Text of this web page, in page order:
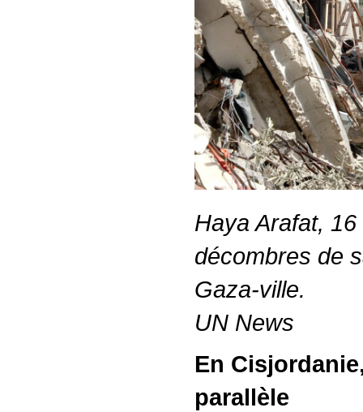
Haya Arafat,
décombres de
Gaza-ville.
UN News
En
parallèle